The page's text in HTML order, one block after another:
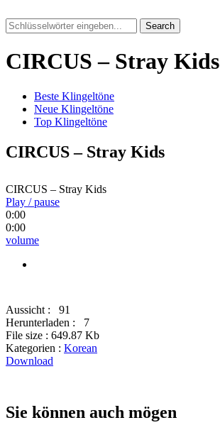
Search
CIRCUS – Stray Kids
Beste Klingeltöne
Neue Klingeltöne
Top Klingeltöne
CIRCUS – Stray Kids
CIRCUS – Stray Kids
Play / pause
0:00
0:00
volume
Aussicht :
91
Herunterladen :
7
File size : 649.87 Kb
Kategorien : Korean
Download
Sie können auch mögen